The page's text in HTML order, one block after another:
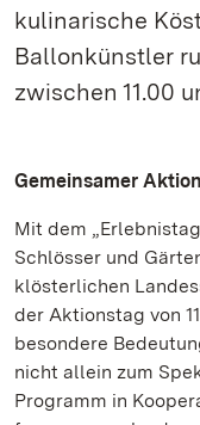
kulinarische
Ballonkünstler
zwischen 11.00
Gemeinsamer
Mit dem
Schlösser und
klösterlichen
der Aktionstag von
besondere
nicht allein zum
Programm in